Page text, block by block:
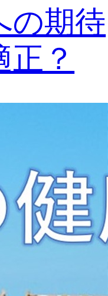
の期待
？